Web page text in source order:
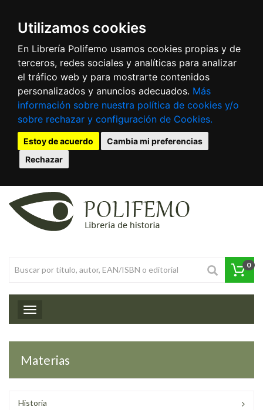
Utilizamos cookies
En Librería Polifemo usamos cookies propias y de
terceros, redes sociales y analíticas para analizar
el tráfico web y para mostrarte contenidos
personalizados y anuncios adecuados. Más
información sobre nuestra política de cookies y/o
sobre rechazar y configuración de Cookies.
Estoy de acuerdo
Cambia mi preferencias
Rechazar
0
Toggle navigation
Materias
Historia